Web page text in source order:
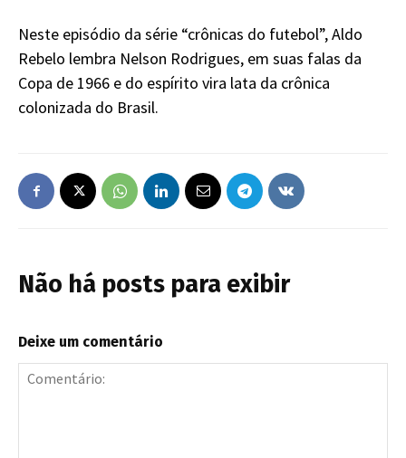
Neste episódio da série “crônicas do futebol”, Aldo
Rebelo lembra Nelson Rodrigues, em suas falas da
Copa de 1966 e do espírito vira lata da crônica
colonizada do Brasil.
Não há posts para exibir
Deixe um comentário